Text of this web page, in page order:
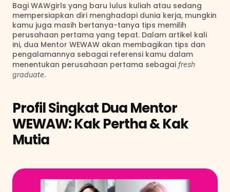
Bagi WAWgirls yang baru lulus kuliah atau sedang
mempersiapkan diri menghadapi dunia kerja, mungkin
kamu juga masih bertanya-tanya tips memilih
perusahaan pertama yang tepat. Dalam artikel kali
ini, dua Mentor WEWAW akan membagikan tips dan
pengalamannya sebagai referensi kamu dalam
menentukan perusahaan pertama sebagai fresh
graduate.
Profil Singkat Dua Mentor
WEWAW: Kak Pertha & Kak
Mutia